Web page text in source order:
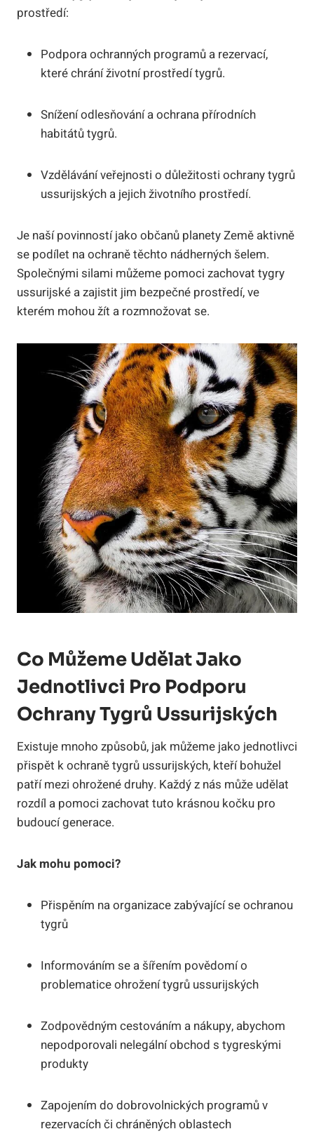
prostředí:
Podpora ochranných programů a rezervací,
které chrání životní prostředí tygrů.
Snížení odlesňování a ochrana přírodních
habitátů tygrů.
Vzdělávání veřejnosti o důležitosti ochrany tygrů
ussurijských a jejich životního prostředí.
Je naší povinností jako občanů planety Země aktivně
se podílet na ochraně těchto nádherných šelem.
Společnými silami můžeme pomoci zachovat tygry
ussurijské a zajistit jim bezpečné prostředí, ve
kterém mohou žít a rozmnožovat se.
Co Můžeme Udělat Jako
Jednotlivci Pro Podporu
Ochrany Tygrů Ussurijských
Existuje mnoho způsobů, jak můžeme jako jednotlivci
přispět k ochraně tygrů ussurijských, kteří bohužel
patří mezi ohrožené druhy. Každý z nás může udělat
rozdíl a pomoci zachovat tuto krásnou kočku pro
budoucí generace.
Jak mohu pomoci?
Přispěním na organizace zabývající se ochranou
tygrů
Informováním se a šířením povědomí o
problematice ohrožení tygrů ussurijských
Zodpovědným cestováním a nákupy, abychom
nepodporovali nelegální obchod s tygreskými
produkty
Zapojením do dobrovolnických programů v
rezervacích či chráněných oblastech